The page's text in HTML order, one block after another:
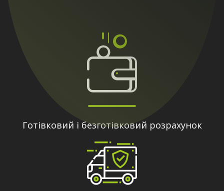
Готівковий і безготівковий розрахунок